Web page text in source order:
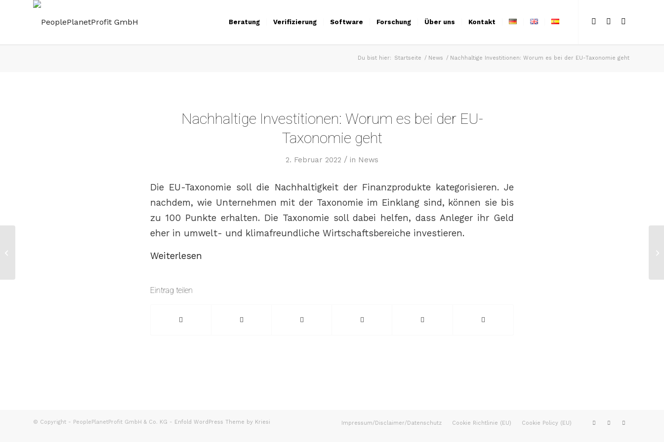
Beratung Verifizierung Software Forschung Über uns Kontakt
Du bist hier: Startseite / News / Nachhaltige Investitionen: Worum es bei der EU-Taxonomie geht
Nachhaltige Investitionen: Worum es bei der EU-
Taxonomie geht
2. Februar 2022 / in News
Die EU-Taxonomie soll die Nachhaltigkeit der Finanzprodukte kategorisieren. Je
nachdem, wie Unternehmen mit der Taxonomie im Einklang sind, können sie bis
zu 100 Punkte erhalten. Die Taxonomie soll dabei helfen, dass Anleger ihr Geld
eher in umwelt- und klimafreundliche Wirtschaftsbereiche investieren.
Weiterlesen
Eintrag teilen
© Copyright - PeoplePlanetProfit GmbH & Co. KG - Enfold WordPress Theme by Kriesi Impressum/Disclaimer/Datenschutz Cookie Richtlinie (EU) Cookie Policy (EU)